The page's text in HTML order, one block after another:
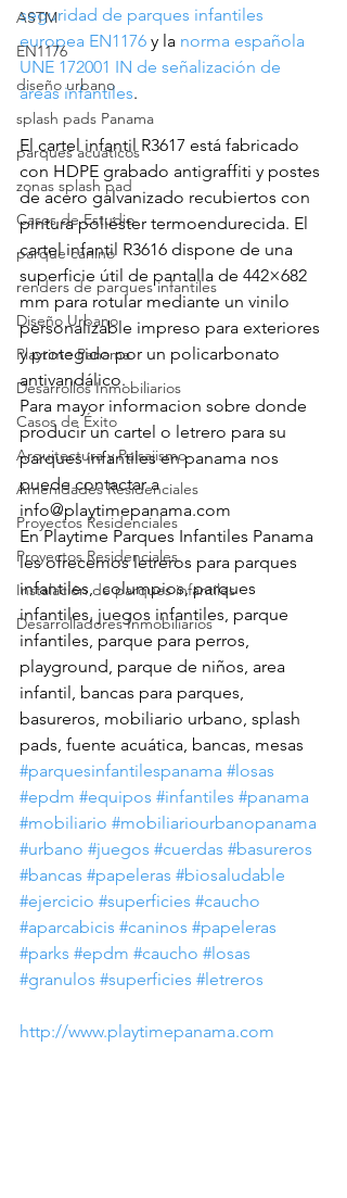
ASTM
EN1176
diseño urbano
splash pads Panama
parques acuaticos
zonas splash pad
Casos de Estudio
parque canino
renders de parques infantiles
Diseño Urbano
Playtime Panama
Desarrollos Inmobiliarios
Casos de Éxito
Arquitectura y Paisajismo
Amenidades Residenciales
Proyectos Residenciales
Proyectos Residenciales
Instalación de parques infantiles
Desarrolladores Inmobiliarios
seguridad de parques infantiles
europea EN1176 y la norma española
UNE 172001 IN de señalización de
áreas infantiles.
El cartel infantil R3617 está fabricado
con HDPE grabado antigraffiti y postes
de acero galvanizado recubiertos con
pintura poliéster termoendurecida. El
cartel infantil R3616 dispone de una
superficie útil de pantalla de 442×682
mm para rotular mediante un vinilo
personalizable impreso para exteriores
y protegido por un policarbonato
antivandálico.
Para mayor informacion sobre donde
producir un cartel o letrero para su
parques infantiles en panama nos
puede contactar a
info@playtimepanama.com
En Playtime Parques Infantiles Panama
les ofrecemos letreros para parques
infantiles,  columpios, parques
infantiles, juegos infantiles, parque
infantiles, parque para perros,
playground, parque de niños, area
infantil, bancas para parques,
basureros, mobiliario urbano, splash
pads, fuente acuática, bancas, mesas
#parquesinfantilespanama #losas
#epdm #equipos #infantiles #panama
#mobiliario #mobiliariourbanopanama
#urbano #juegos #cuerdas #basureros
#bancas #papeleras #biosaludable
#ejercicio #superficies #caucho
#aparcabicis #caninos #papeleras
#parks #epdm #caucho #losas
#granulos #superficies #letreros
http://www.playtimepanama.com